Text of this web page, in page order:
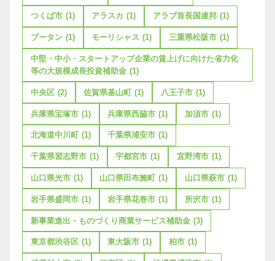
つくば市 (1) アラスカ (1) アラブ首長国連邦 (1)
ブータン (1) モーリシャス (1) 三重県松阪市 (1)
中堅・中小・スタートアップ企業の賃上げに向けた省力化
等の大規模成長投資補助金 (1)
中央区 (2) 佐賀県基山町 (1) 八王子市 (1)
兵庫県宝塚市 (1) 兵庫県西脇市 (1) 加須市 (1)
北海道中川町 (1) 千葉県浦安市 (1)
千葉県習志野市 (1) 宇都宮市 (1) 宜野湾市 (1)
山口県光市 (1) 山口県田布施町 (1) 山口県萩市 (1)
岩手県盛岡市 (1) 岩手県花巻市 (1) 所沢市 (1)
新事業進出・ものづくり商業サービス補助金 (3)
東京都渋谷区 (1) 東大阪市 (1) 柏市 (1)